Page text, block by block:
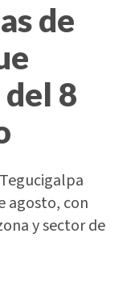
de
8
agosto, con
y sector de